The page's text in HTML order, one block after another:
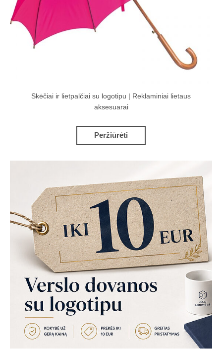
Skėčiai ir lietpalčiai su logotipu | Reklaminiai lietaus
aksesuarai
Peržiūrėti